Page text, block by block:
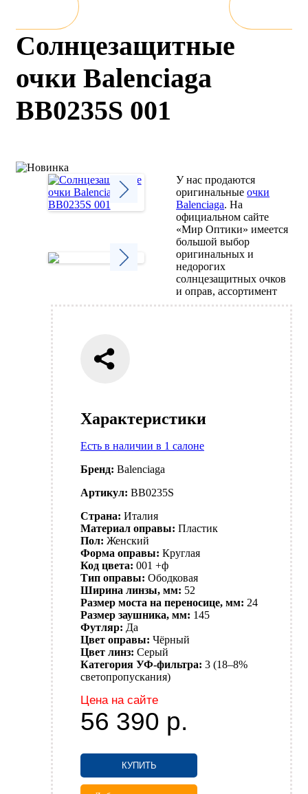
Солнцезащитные
очки Balenciaga
BB0235S 001
Характеристики
Есть в наличии в 1 салоне
Бренд: Balenciaga
Артикул: BB0235S
Страна: Италия
Материал оправы: Пластик
Пол: Женский
Форма оправы: Круглая
Код цвета: 001 +ф
Тип оправы: Ободковая
Ширина линзы, мм: 52
Размер моста на переносице, мм: 24
Размер заушника, мм: 145
Футляр: Да
Цвет оправы: Чёрный
Цвет линз: Серый
Категория УФ-фильтра: 3 (18–8%
светопропускания)
Цена на сайте
56 390 р.
КУПИТЬ
У нас продаются
оригинальныеочки
Balenciaga. На
официальном сайте
«Мир Оптики» имеется
большой выбор
оригинальных и
недорогих
солнцезащитных очков
и оправ, ассортимент